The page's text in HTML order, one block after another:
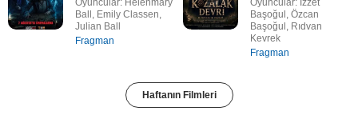
Oyuncular: Helenmary
Ball, Emily Classen,
Julian Ball
Fragman
Oyuncular: İzzet
Başoğul, Özcan
Başoğul, Rıdvan
Kevrek
Fragman
Haftanın Filmleri